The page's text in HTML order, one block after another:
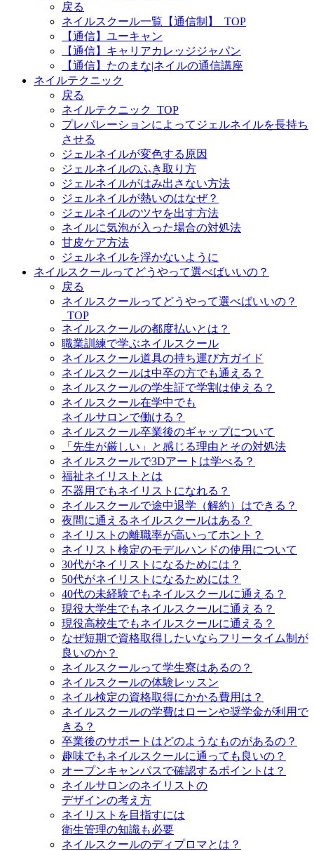
戻る
ネイルスクール一覧【通信制】_TOP
【通信】ユーキャン
【通信】キャリアカレッジジャパン
【通信】たのまな|ネイルの通信講座
ネイルテクニック
戻る
ネイルテクニック_TOP
プレパレーションによってジェルネイルを長持ち
させる
ジェルネイルが変色する原因
ジェルネイルのふき取り方
ジェルネイルがはみ出さない方法
ジェルネイルが熱いのはなぜ？
ジェルネイルのツヤを出す方法
ネイルに気泡が入った場合の対処法
甘皮ケア方法
ジェルネイルを浮かないように
ネイルスクールってどうやって選べばいいの？
戻る
ネイルスクールってどうやって選べばいいの？
_TOP
ネイルスクールの都度払いとは？
職業訓練で学ぶネイルスクール
ネイルスクール道具の持ち運び方ガイド
ネイルスクールは中卒の方でも通える？
ネイルスクールの学生証で学割は使える？
ネイルスクール在学中でも
ネイルサロンで働ける？
ネイルスクール卒業後のギャップについて
「先生が厳しい」と感じる理由とその対処法
ネイルスクールで3Dアートは学べる？
福祉ネイリストとは
不器用でもネイリストになれる？
ネイルスクールで途中退学（解約）はできる？
夜間に通えるネイルスクールはある？
ネイリストの離職率が高いってホント？
ネイリスト検定のモデルハンドの使用について
30代がネイリストになるためには？
50代がネイリストになるためには？
40代の未経験でもネイルスクールに通える？
現役大学生でもネイルスクールに通える？
現役高校生でもネイルスクールに通える？
なぜ短期で資格取得したいならフリータイム制が
良いのか？
ネイルスクールって学生寮はあるの？
ネイルスクールの体験レッスン
ネイル検定の資格取得にかかる費用は？
ネイルスクールの学費はローンや奨学金が利用で
きる？
卒業後のサポートはどのようなものがあるの？
趣味でもネイルスクールに通っても良いの？
オープンキャンパスで確認するポイントは？
ネイルサロンのネイリストの
デザインの考え方
ネイリストを目指すには
衛生管理の知識も必要
ネイルスクールのディプロマとは？